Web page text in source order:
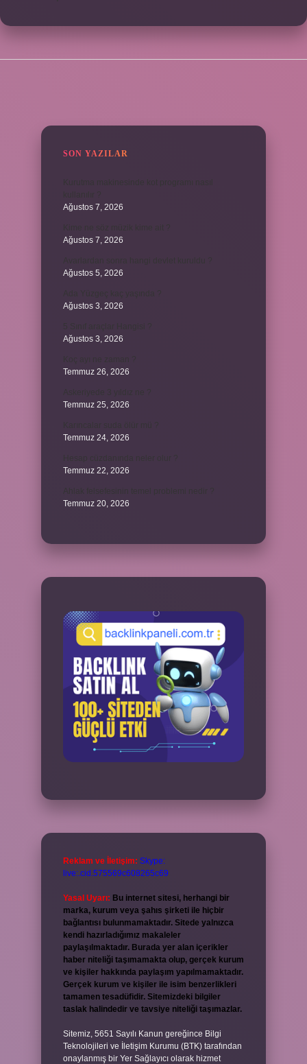
SON YAZILAR
Ağustos 7, 2026
Ağustos 7, 2026
Ağustos 5, 2026
Ağustos 3, 2026
Ağustos 3, 2026
Temmuz 26, 2026
Temmuz 25, 2026
Temmuz 24, 2026
Temmuz 22, 2026
Temmuz 20, 2026
Reklam ve İletişim: Skype:
live:.cid.575569c608265c69
Yasal Uyarı: Bu internet sitesi, herhangi bir
marka, kurum veya şahıs şirketi ile hiçbir
bağlantısı bulunmamaktadır. Sitede yalnızca
kendi hazırladığımız makaleler
paylaşılmaktadır. Burada yer alan içerikler
haber niteliği taşımamakta olup, gerçek kurum
ve kişiler hakkında paylaşım yapılmamaktadır.
Gerçek kurum ve kişiler ile isim benzerlikleri
tamamen tesadüfidir. Sitemizdeki bilgiler
taslak halindedir ve tavsiye niteliği taşımazlar.
Sitemiz, 5651 Sayılı Kanun gereğince Bilgi
Teknolojileri ve İletişim Kurumu (BTK) tarafından
onaylanmış bir Yer Sağlayıcı olarak hizmet